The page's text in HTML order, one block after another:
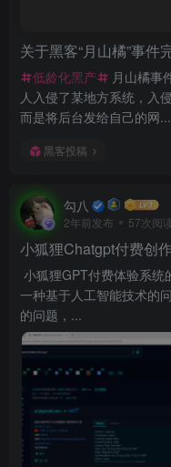
关于黑客“月山橘”事件
低龄化黑产
月山橘事
人入侵了某地方系统，入
而是将后台发给自己的网...
黑客投稿
勾八
2年前发布 57次阅
小狐狸Chatgpt付费创
小狐狸GPT付费体验系统
一种基于人工智能技术的
的问题，...